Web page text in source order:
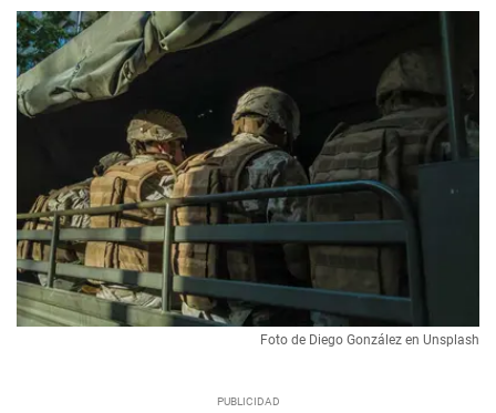
Foto de Diego González en Unsplash